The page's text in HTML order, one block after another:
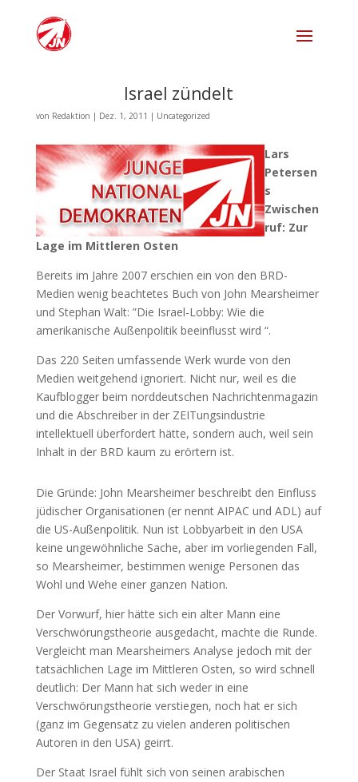
Israel zündelt
von Redaktion | Dez. 1, 2011 | Uncategorized
Lars
Petersen
s
Zwischen
ruf: Zur
Lage im Mittleren Osten
Bereits im Jahre 2007 erschien ein von den BRD-
Medien wenig beachtetes Buch von John Mearsheimer
und Stephan Walt: ”Die Israel-Lobby: Wie die
amerikanische Außenpolitik beeinflusst wird “.
Das 220 Seiten umfassende Werk wurde von den
Medien weitgehend ignoriert. Nicht nur, weil es die
Kaufblogger beim norddeutschen Nachrichtenmagazin
und die Abschreiber in der ZEITungsindustrie
intellektuell überfordert hätte, sondern auch, weil sein
Inhalt in der BRD kaum zu erörtern ist.
Die Gründe: John Mearsheimer beschreibt den Einfluss
jüdischer Organisationen (er nennt AIPAC und ADL) auf
die US-Außenpolitik. Nun ist Lobbyarbeit in den USA
keine ungewöhnliche Sache, aber im vorliegenden Fall,
so Mearsheimer, bestimmen wenige Personen das
Wohl und Wehe einer ganzen Nation.
Der Vorwurf, hier hätte sich ein alter Mann eine
Verschwörungstheorie ausgedacht, machte die Runde.
Vergleicht man Mearsheimers Analyse jedoch mit der
tatsächlichen Lage im Mittleren Osten, so wird schnell
deutlich: Der Mann hat sich weder in eine
Verschwörungstheorie verstiegen, noch hat er sich
(ganz im Gegensatz zu vielen anderen politischen
Autoren in den USA) geirrt.
Der Staat Israel fühlt sich von seinen arabischen